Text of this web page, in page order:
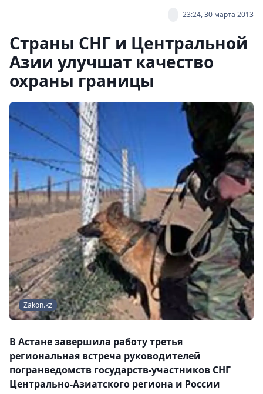
23:24, 30 марта 2013
Страны СНГ и Центральной
Азии улучшат качество
охраны границы
Zakon.kz
В Астане завершила работу третья
региональная встреча руководителей
погранведомств государств-участников СНГ
Центрально-Азиатского региона и России